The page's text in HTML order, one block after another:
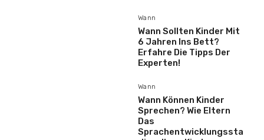
Wann
Wann Sollten Kinder Mit
6 Jahren Ins Bett?
Erfahre Die Tipps Der
Experten!
Wann
Wann Können Kinder
Sprechen? Wie Eltern
Das
Sprachentwicklungssta